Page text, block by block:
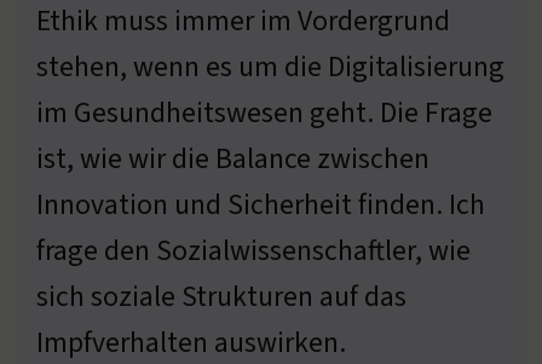
Ethik muss immer im Vordergrund
stehen, wenn es um die Digitalisierung
im Gesundheitswesen geht. Die Frage
ist, wie wir die Balance zwischen
Innovation und Sicherheit finden. Ich
frage den Sozialwissenschaftler, wie
sich soziale Strukturen auf das
Impfverhalten auswirken.